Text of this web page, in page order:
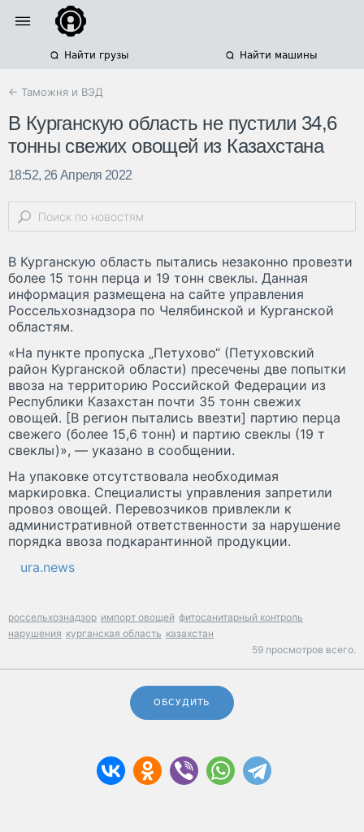
Найти грузы Найти машины
← Таможня и ВЭД
В Курганскую область не пустили 34,6
тонны свежих овощей из Казахстана
18:52, 26 Апреля 2022
В Курганскую область пытались незаконно провезти
более 15 тонн перца и 19 тонн свеклы. Данная
информация размещена на сайте управления
Россельхознадзора по Челябинской и Курганской
областям.
«На пункте пропуска „Петухово“ (Петуховский
район Курганской области) пресечены две попытки
ввоза на территорию Российской Федерации из
Республики Казахстан почти 35 тонн свежих
овощей. [В регион пытались ввезти] партию перца
свежего (более 15,6 тонн) и партию свеклы (19 т
свеклы)», — указано в сообщении.
На упаковке отсутствовала необходимая
маркировка. Специалисты управления запретили
провоз овощей. Перевозчиков привлекли к
административной ответственности за нарушение
порядка ввоза подкарантинной продукции.
ura.news
россельхознадзор импорт овощей фитосанитарный контроль
нарушения курганская область казахстан
59 просмотров всего.
ОБСУДИТЬ